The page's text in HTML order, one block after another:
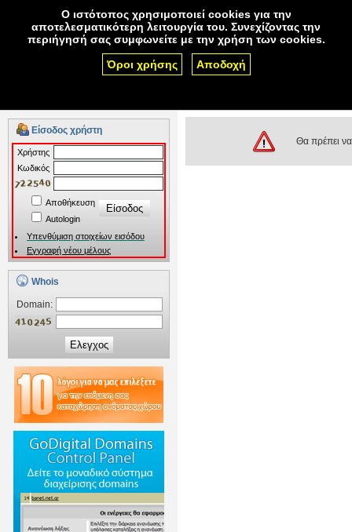
Φιλοξενία
Είσοδος χρήστη
Xρήστης
Kωδικός
Αποθήκευση
Autologin
Υπενθύμιση στοιχείων εισόδου
Εγγραφή νέου μέλους
Whois
Domain:
Ελεγχος
Θα πρέπει να
Ο ιστότοπος χρησιμοποιεί cookies για την
αποτελεσματικότερη λειτουργία του. Συνεχίζοντας την
περιήγησή σας συμφωνείτε με την χρήση των cookies.
Όροι χρήσης
Αποδοχή